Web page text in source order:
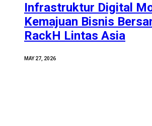
Infrastruktur Digital
Kemajuan Bisnis
RackH Lintas Asia
MAY 27, 2026